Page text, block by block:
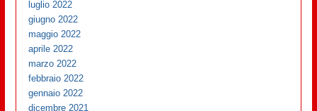
luglio 2022
giugno 2022
maggio 2022
aprile 2022
marzo 2022
febbraio 2022
gennaio 2022
dicembre 2021